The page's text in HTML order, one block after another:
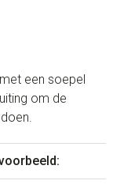
een soepel
om de